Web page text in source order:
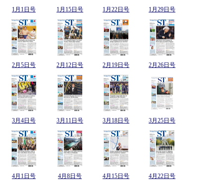
1月1日号 1月15日号 1月22日号 1月29日号
2月5日号 2月12日号 2月19日号 2月26日号
3月4日号 3月11日号 3月18日号 3月25日号
4月1日号 4月8日号 4月15日号 4月22日号